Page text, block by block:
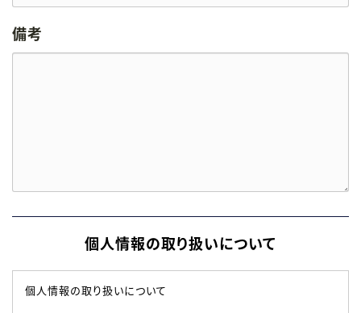
備考
個人情報の取り扱いについて
個人情報の取り扱いについて